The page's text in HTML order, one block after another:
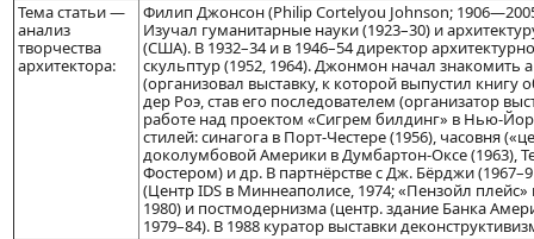
Тема статьи —
анализ
творчества
архитектора:
Филип Джонсон (Philip Cortelyou Johnson;
Изучал гуманитарные науки (1923–30) и
(США). В 1932–34 и в 1946–54 директор
скульптур (1952, 1964). Джонмон начал знакомить
(организовал выставку, к которой выпустил
дер Роэ, став его последователем (организатор
работе над проектом «Сигрем билдинг» в Нью-
стилей: синагога в Порт-Честере (1956), часовня
доколумбовой Америки в Думбартон-Оксе (1963),
Фостером) и др. В партнёрстве с Дж. Бёрджи
(Центр IDS в Миннеаполисе, 1974; «Пензойл
1980) и постмодернизма (центр. здание Банка
1979–84). В 1988 куратор выставки